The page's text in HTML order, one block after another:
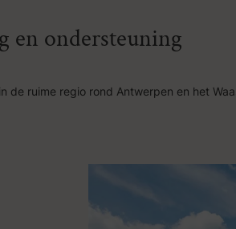
en ondersteuning
de ruime regio rond Antwerpen en het